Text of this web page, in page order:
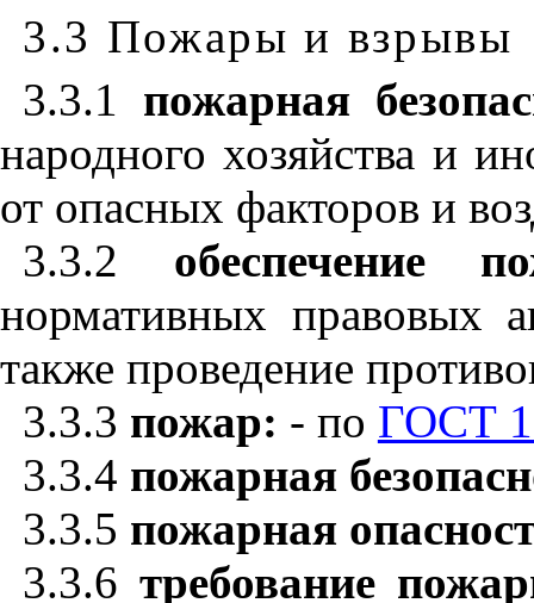
3.3 Пожары и взрывы
3.3.1
пожарная
народного хозяйства и
от опасных факторов и
3.3.2
обеспечение
нормативных правовых
также проведение
3.3.3 пожар: - по ГОСТ
3.3.4 пожарная
3.3.5 пожарная
3.3.6 требование